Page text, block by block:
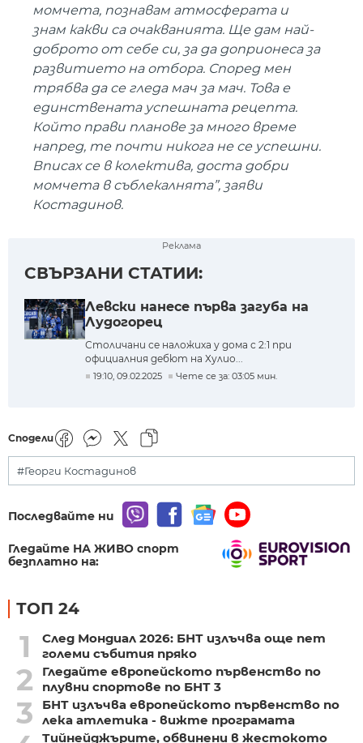
момчета, познавам атмосферата и
знам какви са очакванията. Ще дам най-
доброто от себе си, за да доприонеса за
развитието на отбора. Според мен
трябва да се гледа мач за мач. Това е
единствената успешната рецепта.
Който прави планове за много време
напред, те почти никога не се успешни.
Вписах се в колектива, доста добри
момчета в съблекалнята”, заяви
Костадинов.
Реклама
СВЪРЗАНИ СТАТИИ:
Левски нанесе първа загуба на
Лудогорец
Столичани се наложиха у дома с 2:1 при
официалния дебют на Хулио...
19:10, 09.02.2025 Чете се за: 03:05 мин.
Сподели
#Георги Костадинов
Последвайте ни
Гледайте НА ЖИВО спорт
безплатно на:
ТОП 24
1
След Мондиал 2026: БНТ излъчва още пет
големи събития пряко
2
Гледайте европейското първенство по
плувни спортове по БНТ 3
3
БНТ излъчва европейското първенство по
лека атлетика - вижте програмата
Тийнейджърите, обвинени в жестокото